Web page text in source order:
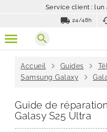
Service client : lun
local_shipping 24/48h
search
Accueil chevron_right Guides chevron_right
Samsung Galaxy chevron_right
Guide de
Galasy S25 Ultra